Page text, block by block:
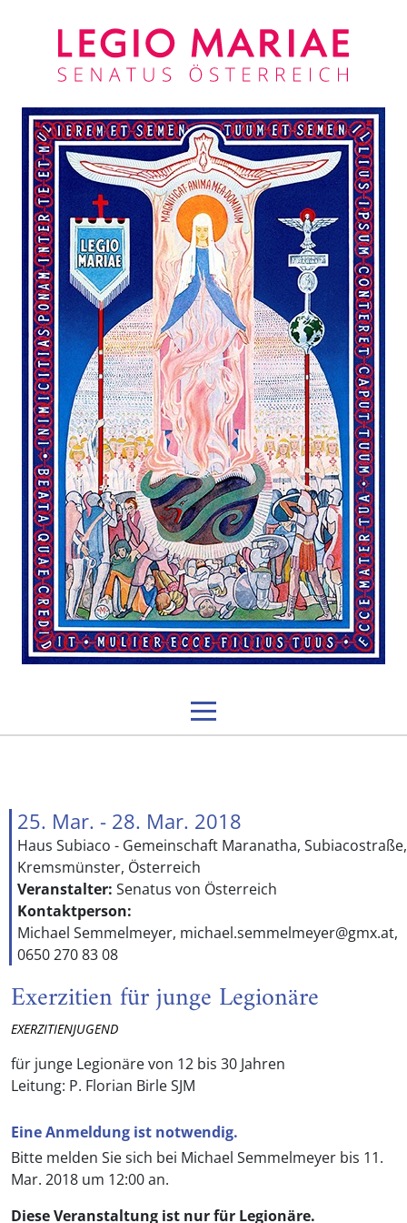
25. Mar. - 28. Mar. 2018
Haus Subiaco - Gemeinschaft Maranatha, Subiacostraße,
Kremsmünster, Österreich
Veranstalter: Senatus von Österreich
Kontaktperson:
Michael Semmelmeyer, michael.semmelmeyer@gmx.at,
0650 270 83 08
Exerzitien für junge Legionäre
EXERZITIENJUGEND
für junge Legionäre von 12 bis 30 Jahren
Leitung: P. Florian Birle SJM
Eine Anmeldung ist notwendig.
Bitte melden Sie sich bei Michael Semmelmeyer bis 11.
Mar. 2018 um 12:00 an.
Diese Veranstaltung ist nur für Legionäre.